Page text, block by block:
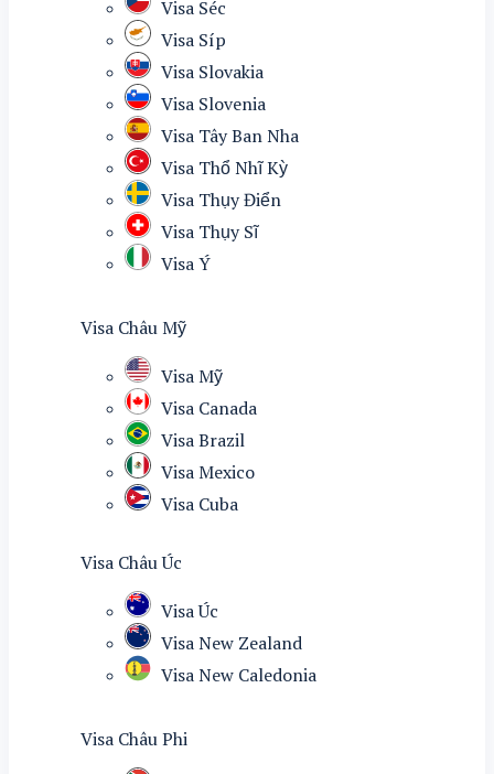
Visa Séc
Visa Síp
Visa Slovakia
Visa Slovenia
Visa Tây Ban Nha
Visa Thổ Nhĩ Kỳ
Visa Thụy Điển
Visa Thụy Sĩ
Visa Ý
Visa Châu Mỹ
Visa Mỹ
Visa Canada
Visa Brazil
Visa Mexico
Visa Cuba
Visa Châu Úc
Visa Úc
Visa New Zealand
Visa New Caledonia
Visa Châu Phi